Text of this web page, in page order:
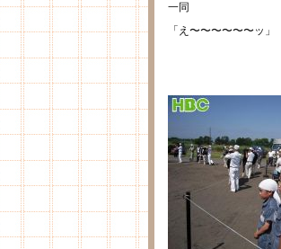
一同
「え〜〜〜〜〜〜ッ」